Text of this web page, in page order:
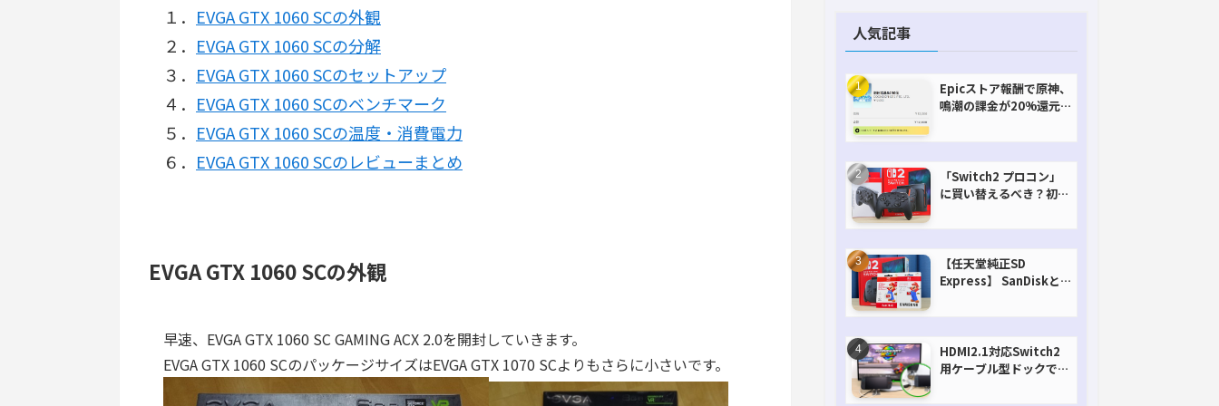
１． EVGA GTX 1060 SCの外観
２． EVGA GTX 1060 SCの分解
３． EVGA GTX 1060 SCのセットアップ
４． EVGA GTX 1060 SCのベンチマーク
５． EVGA GTX 1060 SCの温度・消費電力
６． EVGA GTX 1060 SCのレビューまとめ
EVGA GTX 1060 SCの外観
早速、EVGA GTX 1060 SC GAMING ACX 2.0を開封していきます。
EVGA GTX 1060 SCのパッケージサイズはEVGA GTX 1070 SCよりもさらに小さいです。
人気記事
Epicストア報酬で原神、
鳴潮の課金が20%還元
「Switch2 プロコン」
に買い替えるべき？初代
【任天堂純正SD
Express】 SanDiskと
HDMI2.1対応Switch2
用ケーブル型ドックで省